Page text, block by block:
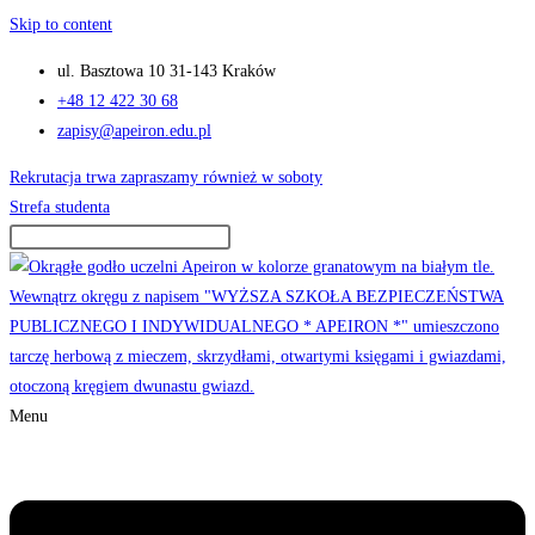
Skip to content
ul. Basztowa 10 31-143 Kraków
+48 12 422 30 68
zapisy@apeiron.edu.pl
Rekrutacja trwa zapraszamy również w soboty
Strefa studenta
Menu